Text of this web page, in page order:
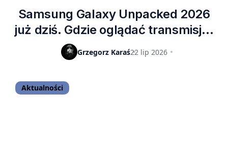
Samsung Galaxy Unpacked 2026
już dziś. Gdzie oglądać transmisję i
czego można spodziewać się po
wydarzeniu? [AKTUALIZACJA]
Grzegorz Karaś22 lip 2026
Aktualności